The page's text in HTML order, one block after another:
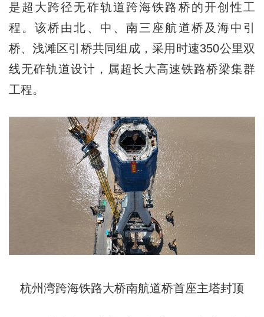
是超大跨径无砟轨道跨海铁路桥的开创性工
程。该桥由北、中、南三座航道桥及海中引
桥、浅滩区引桥共同组成，采用时速350公里双
线无砟轨道设计，属超长大高速铁路桥梁集群
工程。
杭州湾跨海铁路大桥南航道桥首座主塔封顶